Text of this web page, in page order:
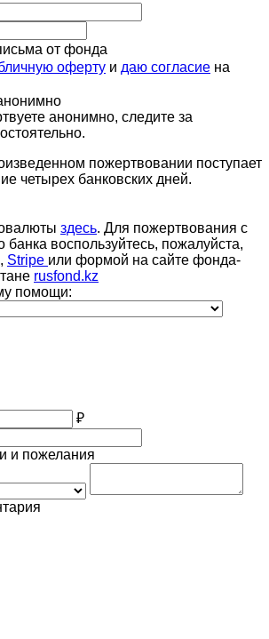
от фонда
оферту и даю согласие на
анонимно, следите за
пожертвовании поступает
четырех банковских дней.
здесь. Для пожертвования с
банка воспользуйтесь, пожалуйста,
, Stripe или формой на сайте фонда-
rusfond.kz
помощи:
₽
и пожелания